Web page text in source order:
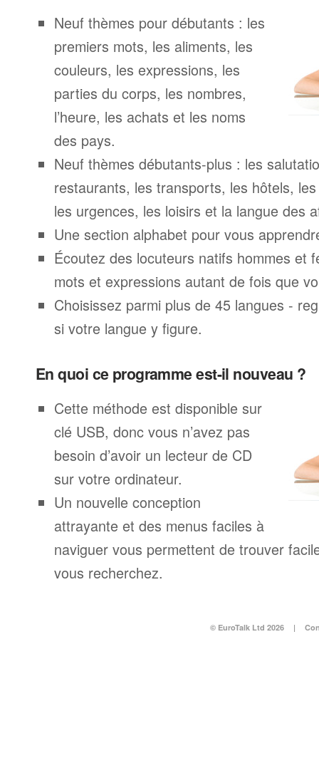
Neuf thèmes pour débutants : les
premiers mots, les aliments, les
couleurs, les expressions, les
parties du corps, les nombres,
l’heure, les achats et les noms
des pays.
Neuf thèmes débutants-plus : les
restaurants, les transports, les hôtels,
les urgences, les loisirs et la langue des
Une section alphabet pour vous
Écoutez des locuteurs natifs hommes et
mots et expressions autant de fois que
Choisissez parmi plus de 45 langues -
si votre langue y figure.
En quoi ce programme est-il nouveau ?
Cette méthode est disponible sur
clé USB, donc vous n’avez pas
besoin d’avoir un lecteur de CD
sur votre ordinateur.
Un nouvelle conception
attrayante et des menus faciles à
naviguer vous permettent de trouver
vous recherchez.
© EuroTalk Ltd 2026 |